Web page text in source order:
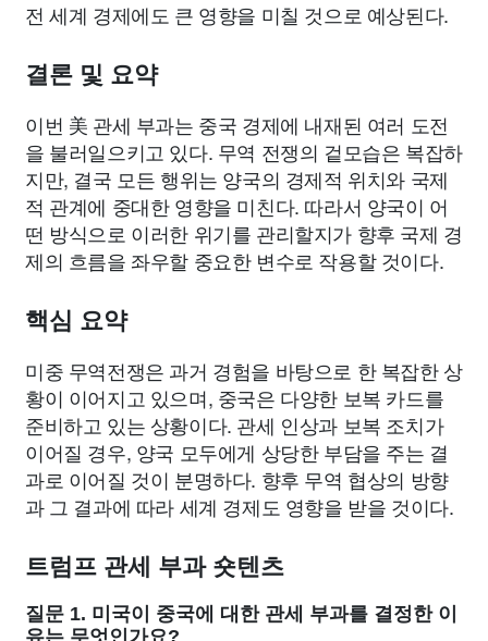
전 세계 경제에도 큰 영향을 미칠 것으로 예상된다.
결론 및 요약
이번 美 관세 부과는 중국 경제에 내재된 여러 도전
을 불러일으키고 있다. 무역 전쟁의 겉모습은 복잡하
지만, 결국 모든 행위는 양국의 경제적 위치와 국제
적 관계에 중대한 영향을 미친다. 따라서 양국이 어
떤 방식으로 이러한 위기를 관리할지가 향후 국제 경
제의 흐름을 좌우할 중요한 변수로 작용할 것이다.
핵심 요약
미중 무역전쟁은 과거 경험을 바탕으로 한 복잡한 상
황이 이어지고 있으며, 중국은 다양한 보복 카드를
준비하고 있는 상황이다. 관세 인상과 보복 조치가
이어질 경우, 양국 모두에게 상당한 부담을 주는 결
과로 이어질 것이 분명하다. 향후 무역 협상의 방향
과 그 결과에 따라 세계 경제도 영향을 받을 것이다.
트럼프 관세 부과 숏텐츠
질문 1. 미국이 중국에 대한 관세 부과를 결정한 이
유는 무엇인가요?